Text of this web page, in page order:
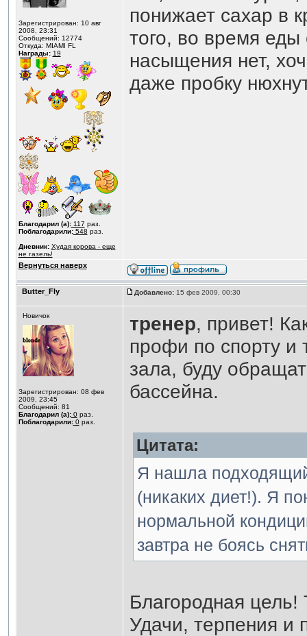
Зарегистрирован: 10 авг
2008, 23:31
Сообщений: 12774
Откуда: MIAMI FL
Награды: 19
Благодарил (а):117 раз.
Поблагодарили:548 раз.
Дневник: Худая корова - еще
не газель!
понижает сахар в
того, во время
насыщения нет,
даже пробку
Вернуться наверх
Butter_Fly Добавлено:15 фев 2009, 00:30
Новичок
Зарегистрирован: 08 фев
2009, 23:45
Сообщений: 81
Благодарил (а):0раз.
Поблагодарили:0раз.
тренер, привет!
профи по спорту и
зала, буду
бассейна.
Цитата:
Я нашла
(никаких диет!). Я
нормальной
завтра не боясь
Благородная
Удачи, терпения и